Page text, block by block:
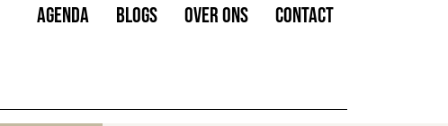
AGENDA BLOGS OVER ONS CONTACT